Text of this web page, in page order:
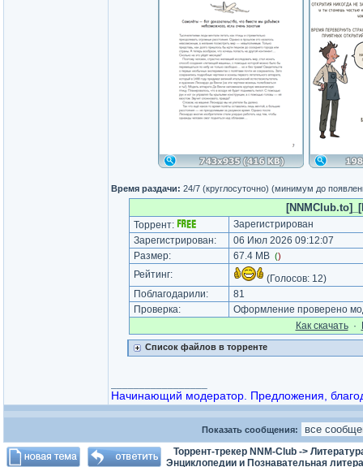
Время раздачи: 24/7 (круглосуточно) (минимум до
Торрент:
Зарегистрирован
Зарегистрирован:
06 Июл 2026 09:12:07
Размер:
67.4 MB ()
Рейтинг: (Голосов: 12)
Поблагодарили:
81
Проверка:
Оформление проверено
Как cкачать·
Список файлов в торренте
Начинающий модератор. Предложения,
Показать сообщения:
Торрент-трекер NNM-Club ->
Энциклопедии и Познавательная